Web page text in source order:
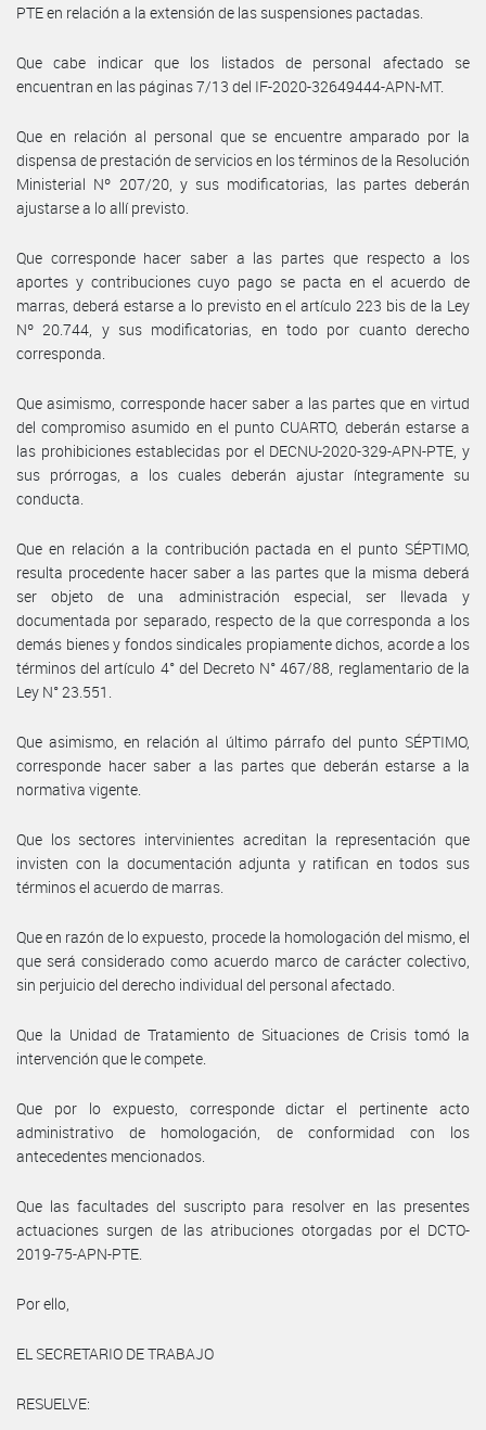
PTE en relación a la extensión de las suspensiones pactadas.
Que cabe indicar que los listados de personal afectado se
encuentran en las páginas 7/13 del IF-2020-32649444-APN-MT.
Que en relación al personal que se encuentre amparado por la
dispensa de prestación de servicios en los términos de la Resolución
Ministerial Nº 207/20, y sus modificatorias, las partes deberán
ajustarse a lo allí previsto.
Que corresponde hacer saber a las partes que respecto a los
aportes y contribuciones cuyo pago se pacta en el acuerdo de
marras, deberá estarse a lo previsto en el artículo 223 bis de la Ley
Nº 20.744, y sus modificatorias, en todo por cuanto derecho
corresponda.
Que asimismo, corresponde hacer saber a las partes que en virtud
del compromiso asumido en el punto CUARTO, deberán estarse a
las prohibiciones establecidas por el DECNU-2020-329-APN-PTE, y
sus prórrogas, a los cuales deberán ajustar íntegramente su
conducta.
Que en relación a la contribución pactada en el punto SÉPTIMO,
resulta procedente hacer saber a las partes que la misma deberá
ser objeto de una administración especial, ser llevada y
documentada por separado, respecto de la que corresponda a los
demás bienes y fondos sindicales propiamente dichos, acorde a los
términos del artículo 4° del Decreto N° 467/88, reglamentario de la
Ley N° 23.551.
Que asimismo, en relación al último párrafo del punto SÉPTIMO,
corresponde hacer saber a las partes que deberán estarse a la
normativa vigente.
Que los sectores intervinientes acreditan la representación que
invisten con la documentación adjunta y ratifican en todos sus
términos el acuerdo de marras.
Que en razón de lo expuesto, procede la homologación del mismo, el
que será considerado como acuerdo marco de carácter colectivo,
sin perjuicio del derecho individual del personal afectado.
Que la Unidad de Tratamiento de Situaciones de Crisis tomó la
intervención que le compete.
Que por lo expuesto, corresponde dictar el pertinente acto
administrativo de homologación, de conformidad con los
antecedentes mencionados.
Que las facultades del suscripto para resolver en las presentes
actuaciones surgen de las atribuciones otorgadas por el DCTO-
2019-75-APN-PTE.
Por ello,
EL SECRETARIO DE TRABAJO
RESUELVE: